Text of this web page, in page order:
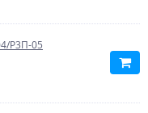
Р3П-05